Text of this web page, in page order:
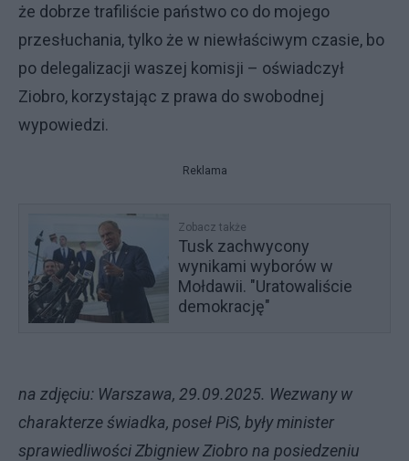
że dobrze trafiliście państwo co do mojego
przesłuchania, tylko że w niewłaściwym czasie, bo
po delegalizacji waszej komisji – oświadczył
Ziobro, korzystając z prawa do swobodnej
wypowiedzi.
Reklama
Zobacz także
Tusk zachwycony
wynikami wyborów w
Mołdawii. "Uratowaliście
demokrację"
na zdjęciu: Warszawa, 29.09.2025. Wezwany w
charakterze świadka, poseł PiS, były minister
sprawiedliwości Zbigniew Ziobro na posiedzeniu